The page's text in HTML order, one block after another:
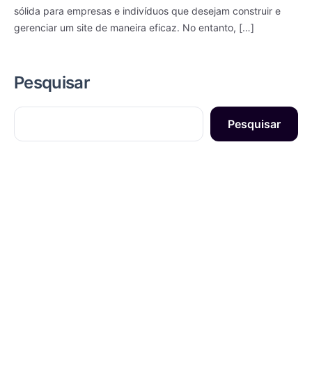
sólida para empresas e indivíduos que desejam construir e
gerenciar um site de maneira eficaz. No entanto, […]
Pesquisar
Pesquisar